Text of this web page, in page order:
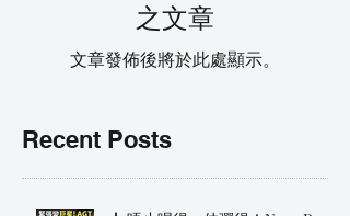
之文章
文章發佈後將於此處顯示。
Recent Posts